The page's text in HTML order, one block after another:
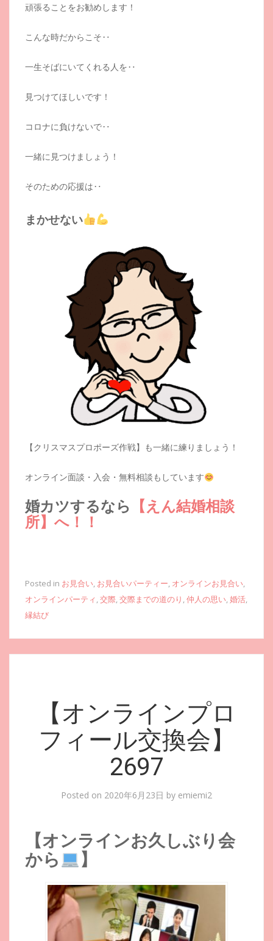
頑張ることをお勧めします！
こんな時だからこそ‥
一生そばにいてくれる人を‥
見つけてほしいです！
コロナに負けないで‥
一緒に見つけましょう！
そのための応援は‥
まかせない
【クリスマスプロポーズ作戦】も一緒に練りましょう！
オンライン面談・入会・無料相談もしています
婚カツするなら
【えん結婚相談
所】へ！！
Posted in お見合い, お見合いパーティー, オンラインお見合い,
オンラインパーティ,交際,交際までの道のり ,仲人の思い,婚活,
縁結び
【オンラインプロ
フィール交換会】
2697
Posted on 2020年6月23日 by emiemi2
【オンラインお久しぶり会
から
】